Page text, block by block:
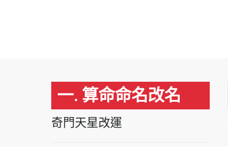
一. 算命命名改名
奇門天星改運